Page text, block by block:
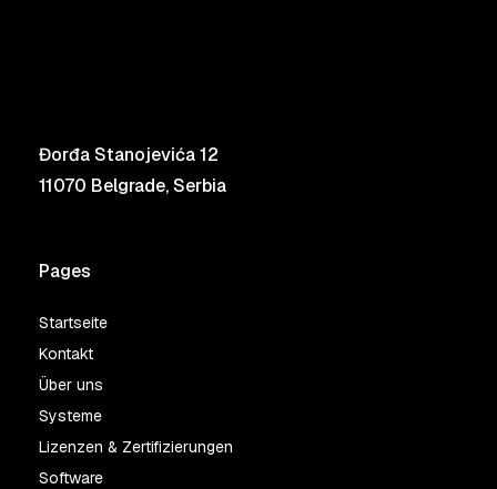
Đorđa Stanojevića 12
11070 Belgrade, Serbia
Pages
Startseite
Kontakt
Über uns
Systeme
Lizenzen & Zertifizierungen
Software